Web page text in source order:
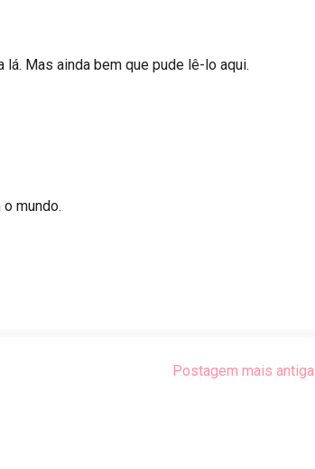
lá. Mas ainda bem que pude lê-lo aqui.
mundo.
Postagem mais antiga